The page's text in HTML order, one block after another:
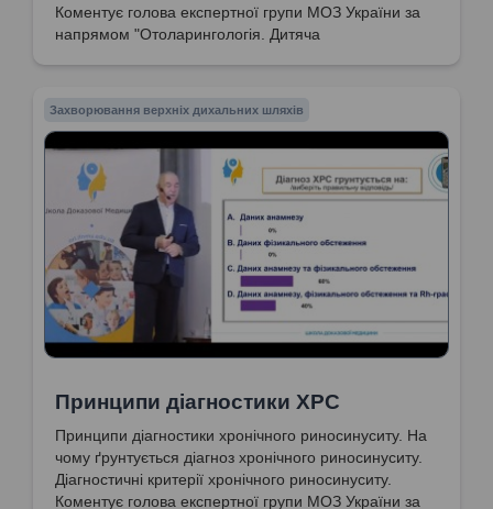
Коментує голова експертної групи МОЗ України за
напрямом "Отоларингологія. Дитяча
Захворювання верхніх дихальних шляхів
Принципи діагностики ХРС
Принципи діагностики хронічного риносинуситу. На
чому ґрунтується діагноз хронічного риносинуситу.
Діагностичні критерії хронічного риносинуситу.
Коментує голова експертної групи МОЗ України за